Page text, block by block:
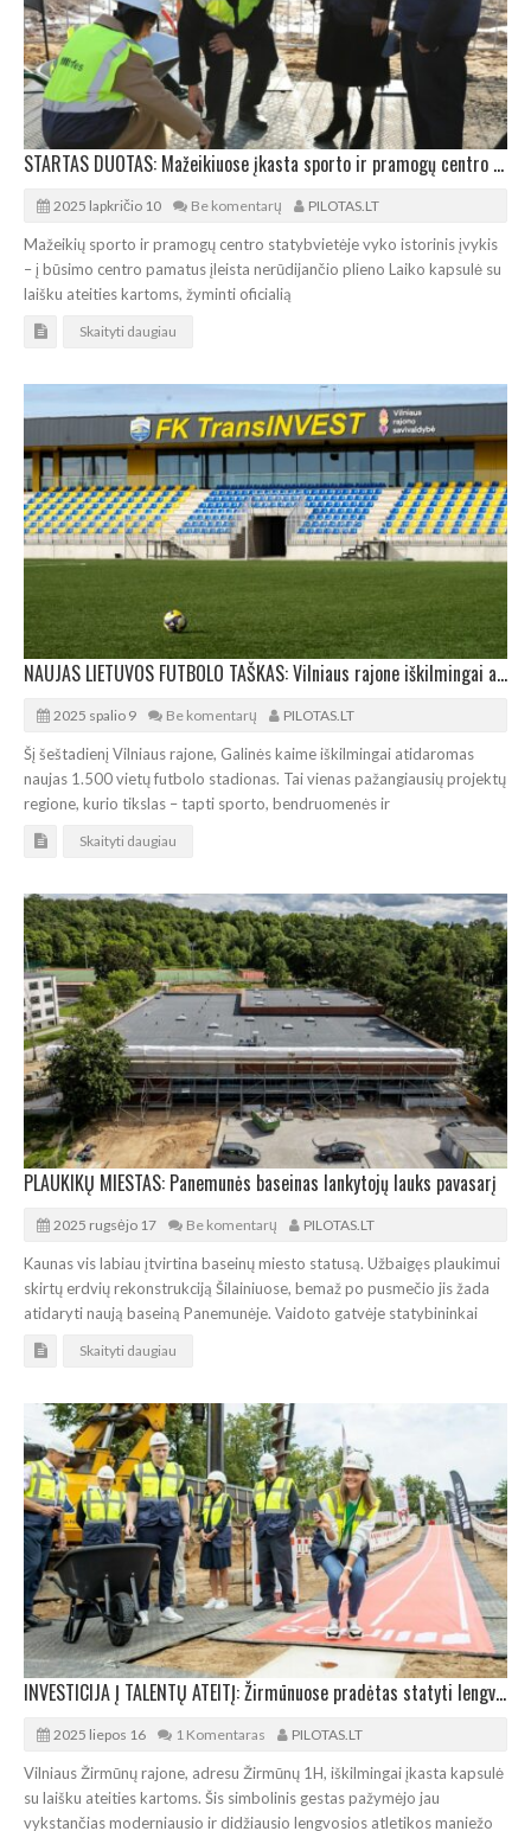
STARTAS DUOTAS: Mažeikiuose įkasta sporto ir pramogų centro Laiko kapsulė
2025 lapkričio 10 Be komentarų PILOTAS.LT
Mažeikių sporto ir pramogų centro statybvietėje vyko istorinis įvykis
– į būsimo centro pamatus įleista nerūdijančio plieno Laiko kapsulė su
laišku ateities kartoms, žyminti oficialią
Skaityti daugiau
NAUJAS LIETUVOS FUTBOLO TAŠKAS: Vilniaus rajone iškilmingai atidaromas 1.500 vietų stadionas
2025 spalio 9 Be komentarų PILOTAS.LT
Šį šeštadienį Vilniaus rajone, Galinės kaime iškilmingai atidaromas
naujas 1.500 vietų futbolo stadionas. Tai vienas pažangiausių projektų
regione, kurio tikslas – tapti sporto, bendruomenės ir
Skaityti daugiau
PLAUKIKŲ MIESTAS: Panemunės baseinas lankytojų lauks pavasarį
2025 rugsėjo 17 Be komentarų PILOTAS.LT
Kaunas vis labiau įtvirtina baseinų miesto statusą. Užbaigęs plaukimui
skirtų erdvių rekonstrukciją Šilainiuose, bemaž po pusmečio jis žada
atidaryti naują baseiną Panemunėje. Vaidoto gatvėje statybininkai
Skaityti daugiau
INVESTICIJA Į TALENTŲ ATEITĮ: Žirmūnuose pradėtas statyti lengvosios atletikos maniežas
2025 liepos 16 1 Komentaras PILOTAS.LT
Vilniaus Žirmūnų rajone, adresu Žirmūnų 1H, iškilmingai įkasta kapsulė
su laišku ateities kartoms. Šis simbolinis gestas pažymėjo jau
vykstančias moderniausio ir didžiausio lengvosios atletikos maniežo